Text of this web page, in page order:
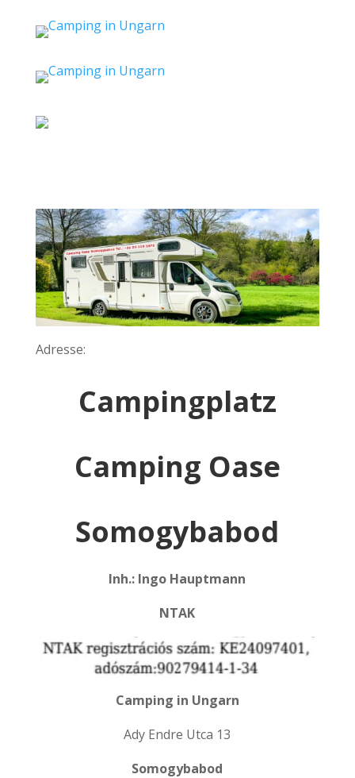
Adresse:
Campingplatz
Camping Oase
Somogybabod
Inh.: Ingo Hauptmann
NTAK
Camping in Ungarn
Ady Endre Utca 13
Somogybabod